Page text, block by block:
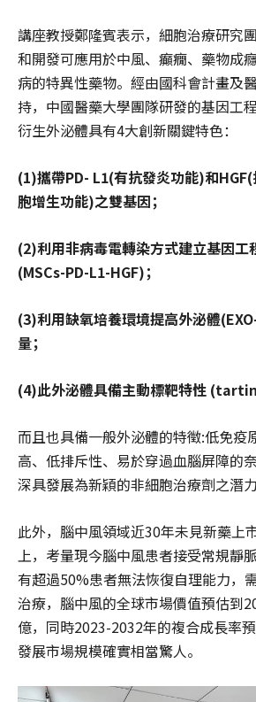
講座教授鄭隆賓表示，細胞治療研究
和開發可應用於中風、癲癇、藥物成
病的特異性藥物。經由國科會計畫及
持，中國醫藥大學團隊研發的基因工
衍生外泌體具有4大創新關鍵特色：
(1)攜帶PD- L1(有抗發炎功能)和
胞增生功能)之雙基因；
(2)利用非病毒電轉染方式建立基因工
(MSCs-PD-L1-HGF)；
(3)利用缺氧培養環境提高外泌體
量；
(4)此外泌體具備主動標靶特性
而且也具備一般外泌體的特徵:低免疫
高、低排斥性、易於穿過血腦屏障的
深具發展為新穎的非細胞治療劑之潛力
此外，腦中風領域近30年未見新藥上
上，考量現今腦中風患者接受常規靜
有超過50%患者無法恢復自理能力，
治療，腦中風的全球市場價值預估到
億，同時2023-2032年的複合成長率
發展市場規模確實相當驚人。